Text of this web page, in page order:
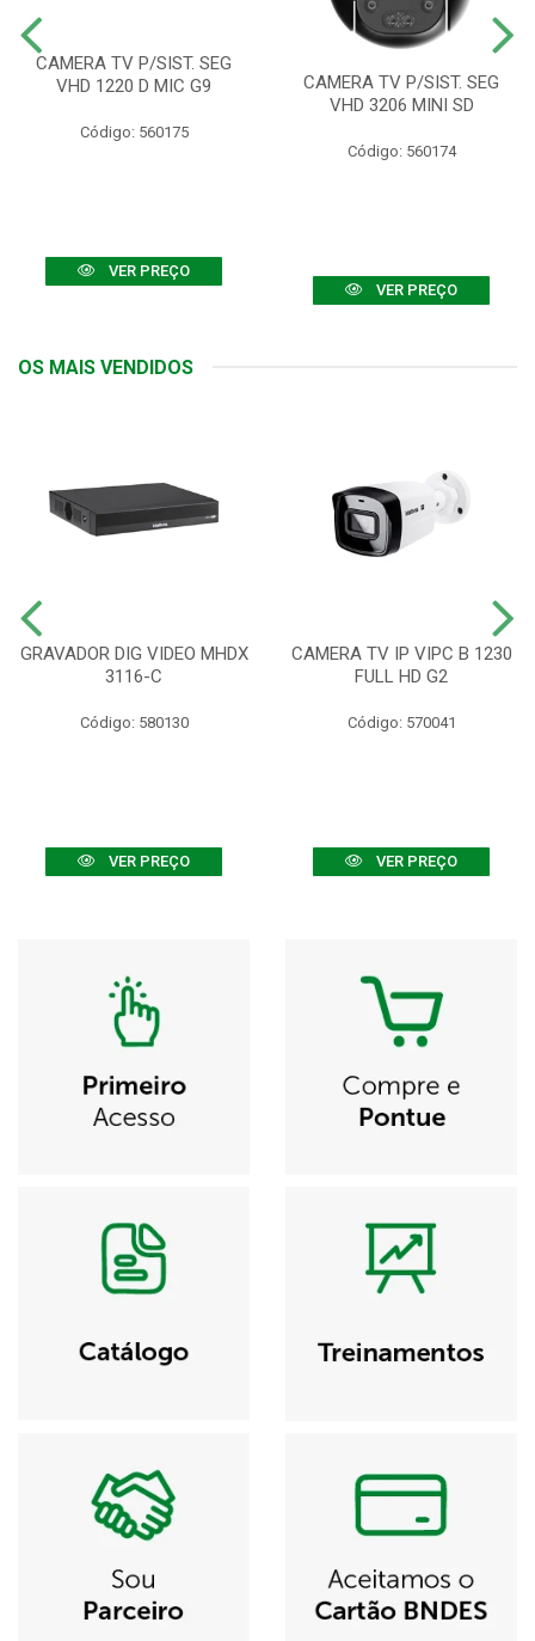
CAMERA TV P/SIST. SEG
VHD 1220 D MIC G9
Código: 560175
VER PREÇO
CAMERA TV P/SIST. SEG
VHD 3206 MINI SD
Código: 560174
VER PREÇO
OS MAIS VENDIDOS
GRAVADOR DIG VIDEO MHDX
3116-C
Código: 580130
VER PREÇO
CAMERA TV IP VIPC B 1230
FULL HD G2
Código: 570041
VER PREÇO